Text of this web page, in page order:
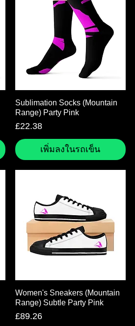
ดูข้อมูลด่วน
Sublimation Socks (Mountain
Range) Party Pink
ราคา
£22.38
เพิ่มลงในรถเข็น
ดูข้อมูลด่วน
Women's Sneakers (Mountain
Range) Subtle Party Pink
ราคา
£89.26